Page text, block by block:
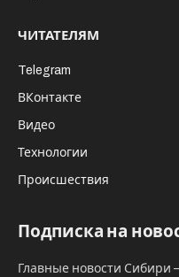
ЧИТАТЕЛЯМ
Telegram
ВКонтакте
Видео
Технологии
Происшествия
Подписка на
Главные новости Сибири